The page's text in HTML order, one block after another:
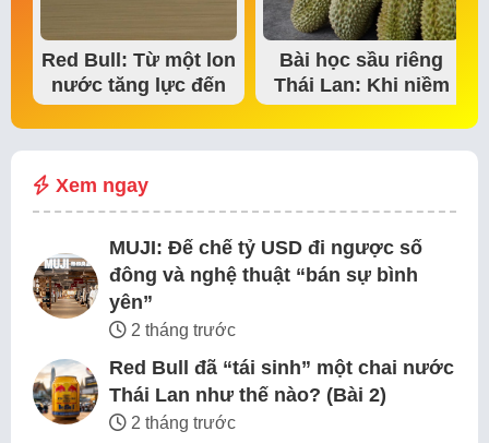
Red Bull: Từ một lon
nước tăng lực đến
đế chế thể…
Bài học sầu riêng
Thái Lan: Khi niềm
tin thị trường bắt…
Xem ngay
MUJI: Đế chế tỷ USD đi ngược số
đông và nghệ thuật “bán sự bình
yên”
2 tháng trước
Red Bull đã “tái sinh” một chai nước
Thái Lan như thế nào? (Bài 2)
2 tháng trước